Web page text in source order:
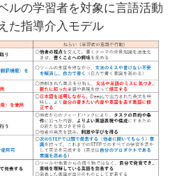
の学習者を対象に言語活動
た指導介入モデル